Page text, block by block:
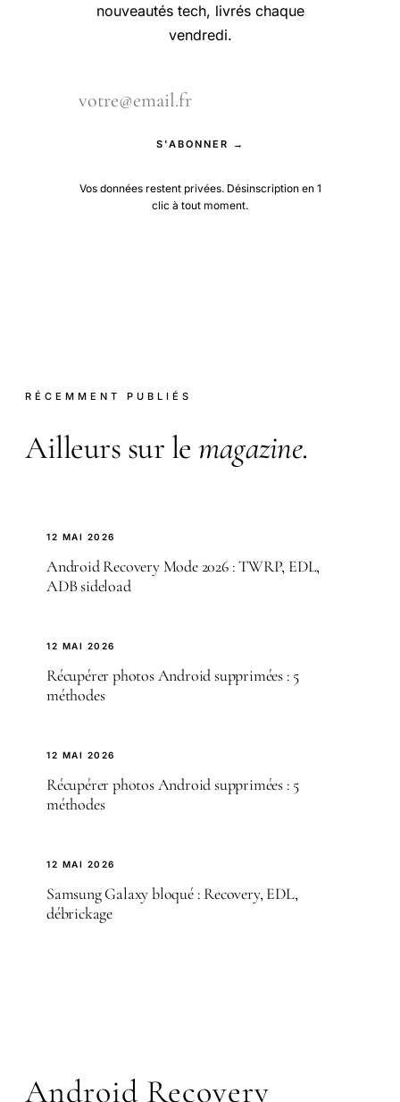
nouveautés tech, livrés chaque
vendredi.
S'ABONNER →
Vos données restent privées. Désinscription en 1
clic à tout moment.
RÉCEMMENT PUBLIÉS
Ailleurs sur le magazine.
12 MAI 2026
Android Recovery Mode 2026 : TWRP, EDL,
ADB sideload
12 MAI 2026
Récupérer photos Android supprimées : 5
méthodes
12 MAI 2026
Récupérer photos Android supprimées : 5
méthodes
12 MAI 2026
Samsung Galaxy bloqué : Recovery, EDL,
débrickage
Android Recovery